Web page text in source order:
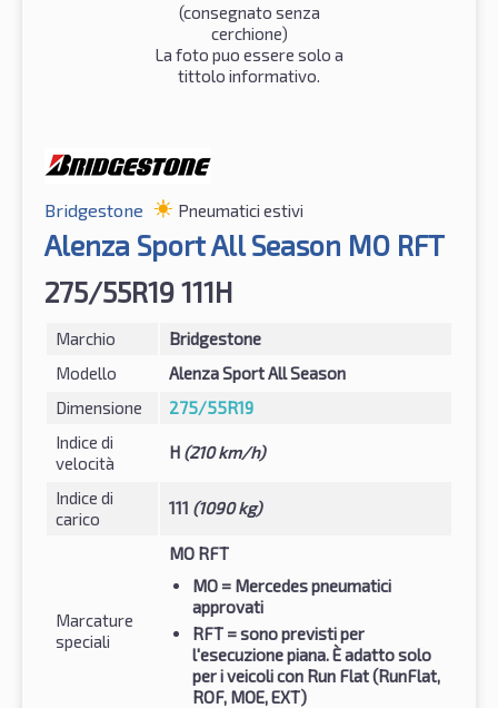
(consegnato senza
cerchione)
La foto puo essere solo a
tittolo informativo.
Bridgestone Pneumatici estivi
Alenza Sport All Season MO RFT
275/55R19 111H
Marchio
Bridgestone
Modello
Alenza Sport All Season
Dimensione
275/55R19
Indice di
velocità
H (210 km/h)
Indice di
carico
111 (1090 kg)
Marcature
speciali
MO RFT
MO = Mercedes pneumatici
approvati
RFT = sono previsti per
l'esecuzione piana. È adatto solo
per i veicoli con Run Flat (RunFlat,
ROF, MOE, EXT)